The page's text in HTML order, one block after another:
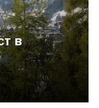
в